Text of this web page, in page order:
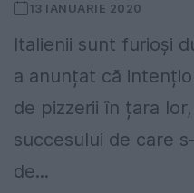
13 IANUARIE 2020
Italienii sunt furioși
a anunțat că
de pizzerii în țara
succesului de care
de...